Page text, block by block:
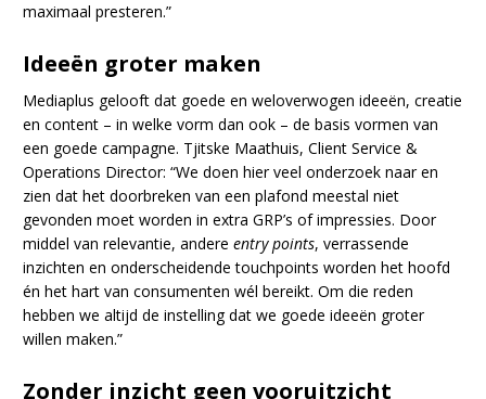
maximaal presteren.”
Ideeën groter maken
Mediaplus gelooft dat goede en weloverwogen ideeën, creatie
en content – in welke vorm dan ook – de basis vormen van
een goede campagne. Tjitske Maathuis, Client Service &
Operations Director: “We doen hier veel onderzoek naar en
zien dat het doorbreken van een plafond meestal niet
gevonden moet worden in extra GRP’s of impressies. Door
middel van relevantie, andereentry points, verrassende
inzichten en onderscheidende touchpoints worden het hoofd
én het hart van consumenten wél bereikt. Om die reden
hebben we altijd de instelling dat we goede ideeën groter
willen maken.”
Zonder inzicht geen vooruitzicht